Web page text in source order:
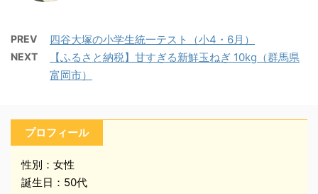
PREV 四谷大塚の小学生統一テスト（小4・6月）
NEXT
【ふるさと納税】甘すぎる新鮮玉ねぎ 10kg（群馬県
富岡市）
プロフィール
性別：女性
誕生日：50代